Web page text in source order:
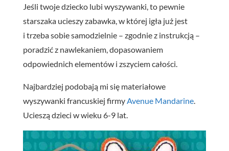
Jeśli twoje dziecko lubi wyszywanki, to pewnie
starszaka ucieszy zabawka, w której igła już jest
i trzeba sobie samodzielnie – zgodnie z instrukcją –
poradzić z nawlekaniem, dopasowaniem
odpowiednich elementów i zszyciem całości.
Najbardziej podobają mi się materiałowe
wyszywanki francuskiej firmyAvenue Mandarine.
Ucieszą dzieci w wieku 6-9 lat.